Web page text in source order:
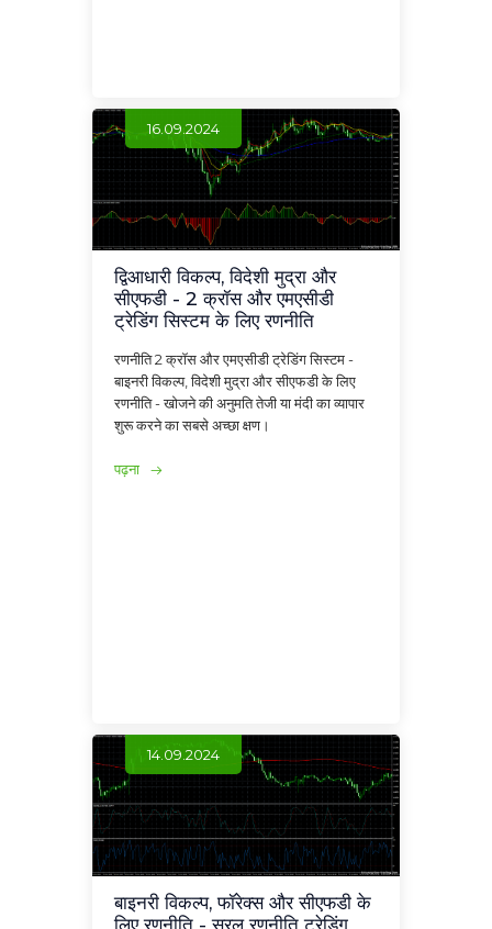
16.09.2024
द्विआधारी विकल्प, विदेशी मुद्रा और
सीएफडी - 2 क्रॉस और एमएसीडी
ट्रेडिंग सिस्टम के लिए रणनीति
रणनीति 2 क्रॉस और एमएसीडी ट्रेडिंग सिस्टम -
बाइनरी विकल्प, विदेशी मुद्रा और सीएफडी के लिए
रणनीति - खोजने की अनुमति तेजी या मंदी का व्यापार
शुरू करने का सबसे अच्छा क्षण।
पढ़ना
14.09.2024
बाइनरी विकल्प, फॉरेक्स और सीएफडी के
लिए रणनीति - सरल रणनीति ट्रेडिंग